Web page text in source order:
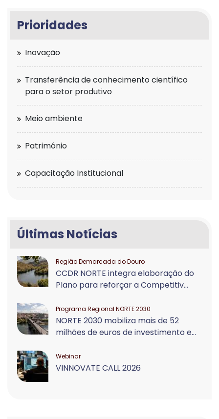
Prioridades
Inovação
Transferência de conhecimento científico
para o setor produtivo
Meio ambiente
Património
Capacitação Institucional
Últimas Notícias
Região Demarcada do Douro
CCDR NORTE integra elaboração do
Plano para reforçar a Competitiv...
Programa Regional NORTE 2030
NORTE 2030 mobiliza mais de 52
milhões de euros de investimento e...
Webinar
VINNOVATE CALL 2026